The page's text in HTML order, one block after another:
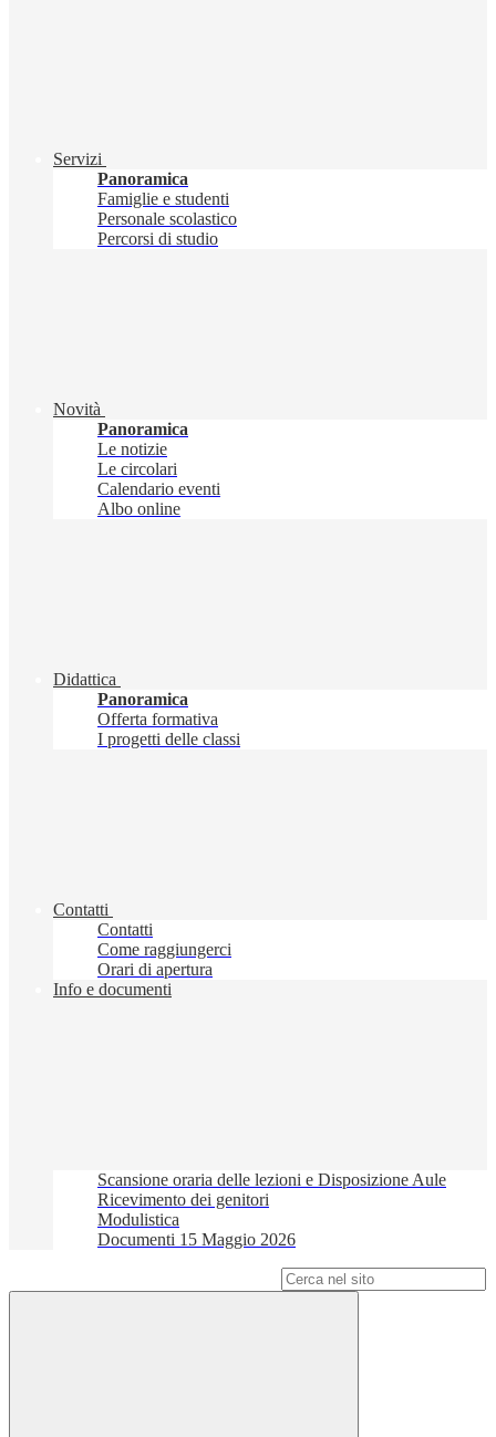
Servizi
Panoramica
Famiglie e studenti
Personale scolastico
Percorsi di studio
Novità
Panoramica
Le notizie
Le circolari
Calendario eventi
Albo online
Didattica
Panoramica
Offerta formativa
I progetti delle classi
Contatti
Contatti
Come raggiungerci
Orari di apertura
Info e documenti
Scansione oraria delle lezioni e Disposizione Aule
Ricevimento dei genitori
Modulistica
Documenti 15 Maggio 2026